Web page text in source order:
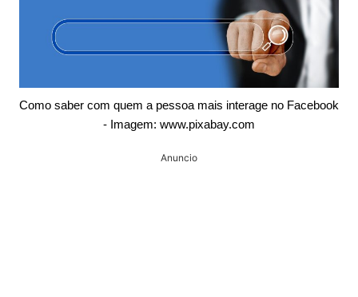
Como saber com quem a pessoa mais interage no Facebook
- Imagem: www.pixabay.com
Anuncio